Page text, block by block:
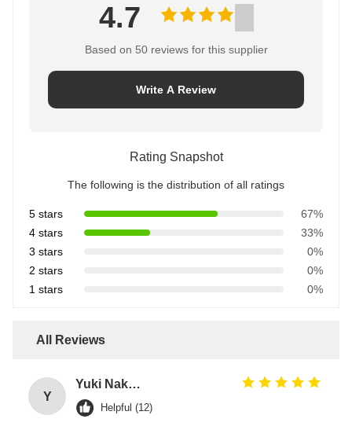
4.7
Based on 50 reviews for this supplier
Write A Review
Rating Snapshot
The following is the distribution of all ratings
5 stars
67%
4 stars
33%
3 stars
0%
2 stars
0%
1 stars
0%
All Reviews
Y
Yuki Nakamura
Helpful (12)